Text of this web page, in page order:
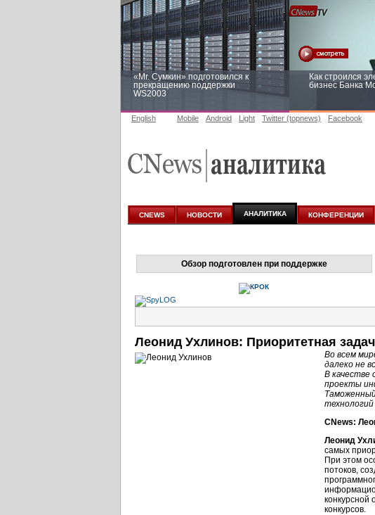
«Mr. Сумкин» подготовился к
прекращению поддержки
WS2003
Как строился
бизнес Банка
аналитике
English Mobile Android Light Twitter (topnews) Facebook
CNEWS НОВОСТИ АНАЛИТИКА КОНФЕРЕНЦИИ
Обзор подготовлен при поддержке
Леонид Ухлинов: Приоритетная
Во всем
далеко не
В качестве
проекты
технологий
CNews:
Леонид
самых
При этом
потоков,
конкурсной
конкурсов.